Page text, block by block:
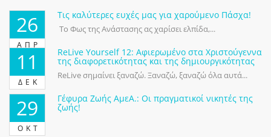
26
ΑΠΡ
Τις καλύτερες ευχές μας για χαρούμενο Πάσχα!
Το Φως της Ανάστασης ας χαρίσει ελπίδα,...
11
ΔΕΚ
ReLive Yourself 12: Αφιερωμένο στα Χριστούγεννα
της διαφορετικότητας και της δημιουργικότητας
ReLive σημαίνει ξαναζώ. Ξαναζώ, ξαναζώ όλα αυτά...
29
ΟΚΤ
Γέφυρα Ζωής ΑμεΑ.: Οι πραγματικοί νικητές της
ζωής!